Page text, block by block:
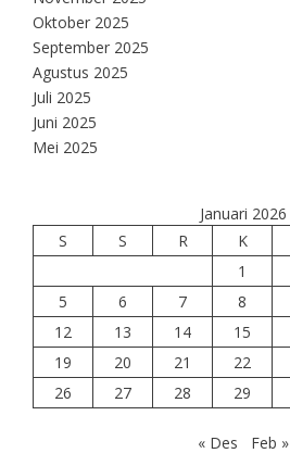
Oktober 2025
September 2025
Agustus 2025
Juli 2025
Juni 2025
Mei 2025
Januari 2026
S
S R K
1
5
6 7 8
12
13 14 15
19
20 21 22
26
27 28 29
« Des Feb »